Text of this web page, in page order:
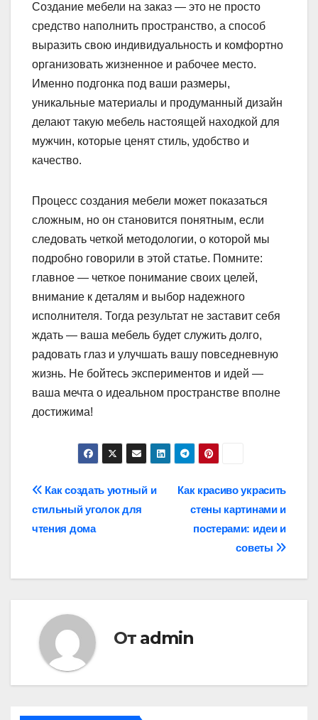
Создание мебели на заказ — это не просто
средство наполнить пространство, а способ
выразить свою индивидуальность и комфортно
организовать жизненное и рабочее место.
Именно подгонка под ваши размеры,
уникальные материалы и продуманный дизайн
делают такую мебель настоящей находкой для
мужчин, которые ценят стиль, удобство и
качество.
Процесс создания мебели может показаться
сложным, но он становится понятным, если
следовать четкой методологии, о которой мы
подробно говорили в этой статье. Помните:
главное — четкое понимание своих целей,
внимание к деталям и выбор надежного
исполнителя. Тогда результат не заставит себя
ждать — ваша мебель будет служить долго,
радовать глаз и улучшать вашу повседневную
жизнь. Не бойтесь экспериментов и идей —
ваша мечта о идеальном пространстве вполне
достижима!
Навигация
по
Как красиво украсить
стены картинами и
постерами: идеи и
советы
Как создать уютный и
стильный уголок для
чтения дома
От admin